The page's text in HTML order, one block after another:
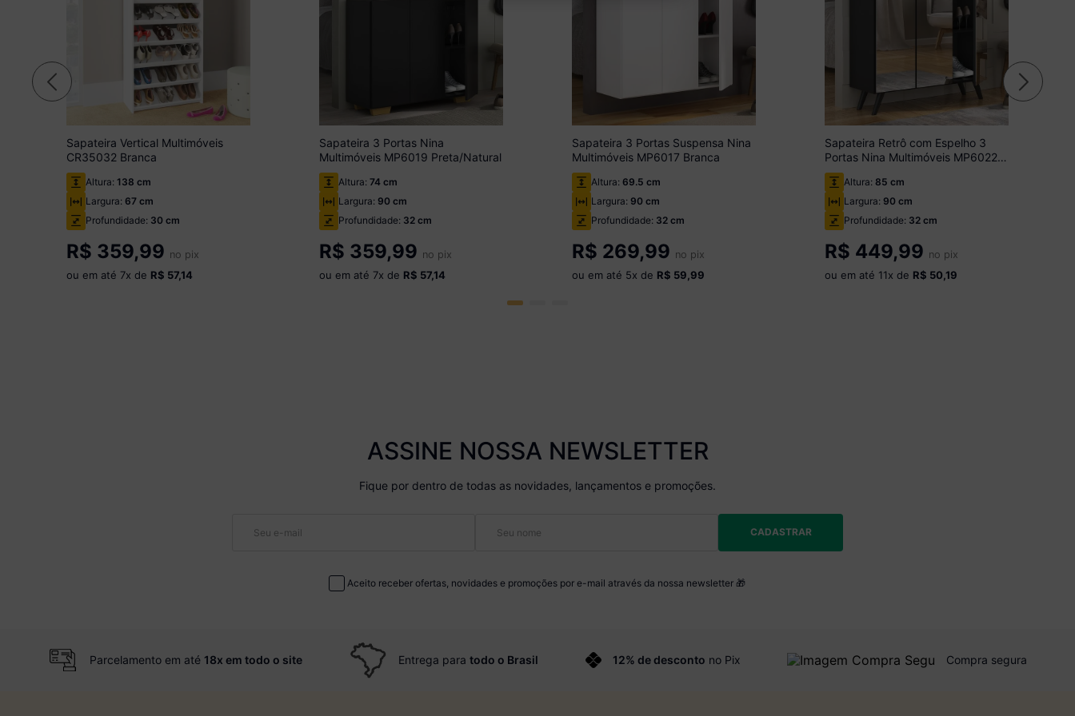
Sapateira Vertical Multimóveis
CR35032 Branca
Altura:138 cm
Largura:67 cm
Profundidade: 30 cm
R$ 359,99 no pix
ou em até 7x de R$ 57,14
Sapateira 3 Portas Nina
Multimóveis MP6019 Preta/Natural
Altura:74 cm
Largura: 90 cm
Profundidade: 32 cm
R$ 359,99 no pix
ou em até 7x de R$ 57,14
Sapateira 3 Portas Suspensa Nina
Multimóveis MP6017 Branca
Altura:69.5 cm
Largura: 90 cm
Profundidade: 32 cm
R$ 269,99 no pix
ou em até 5x de R$ 59,99
Sapateira Retrô com Espelho 3
Portas Nina Multimóveis MP6022
Preta
Altura:85 cm
Largura: 90 cm
Profundidade: 32 cm
R$ 449,99 no pix
ou em até 11x de R$ 50,19
ASSINE NOSSA NEWSLETTER
Fique por dentro de todas as novidades, lançamentos e promoções.
CADASTRAR
Aceito receber ofertas, novidades e promoções por e-mail através da nossa newsletter 🎁
Parcelamento em até 18x em todo o site Entrega paratodo o Brasil 12% de desconto no Pix Compra segura